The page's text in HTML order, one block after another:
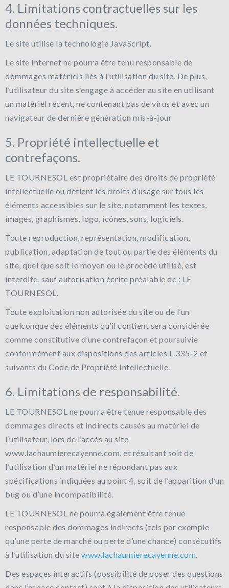
4. Limitations contractuelles sur les
données techniques.
Le site utilise la technologie JavaScript.
Le site Internet ne pourra être tenu responsable de
dommages matériels liés à l’utilisation du site. De plus,
l’utilisateur du site s’engage à accéder au site en utilisant
un matériel récent, ne contenant pas de virus et avec un
navigateur de dernière génération mis-à-jour
5. Propriété intellectuelle et
contrefaçons.
LE TOURNESOL est propriétaire des droits de propriété
intellectuelle ou détient les droits d’usage sur tous les
éléments accessibles sur le site, notamment les textes,
images, graphismes, logo, icônes, sons, logiciels.
Toute reproduction, représentation, modification,
publication, adaptation de tout ou partie des éléments du
site, quel que soit le moyen ou le procédé utilisé, est
interdite, sauf autorisation écrite préalable de : LE
TOURNESOL.
Toute exploitation non autorisée du site ou de l’un
quelconque des éléments qu’il contient sera considérée
comme constitutive d’une contrefaçon et poursuivie
conformément aux dispositions des articles L.335-2 et
suivants du Code de Propriété Intellectuelle.
6. Limitations de responsabilité.
LE TOURNESOL ne pourra être tenue responsable des
dommages directs et indirects causés au matériel de
l’utilisateur, lors de l’accès au site
www.lachaumierecayenne.com, et résultant soit de
l’utilisation d’un matériel ne répondant pas aux
spécifications indiquées au point 4, soit de l’apparition d’un
bug ou d’une incompatibilité.
LE TOURNESOL ne pourra également être tenue
responsable des dommages indirects (tels par exemple
qu’une perte de marché ou perte d’une chance) consécutifs
à l’utilisation du site www.lachaumierecayenne.com.
Des espaces interactifs (possibilité de poser des questions